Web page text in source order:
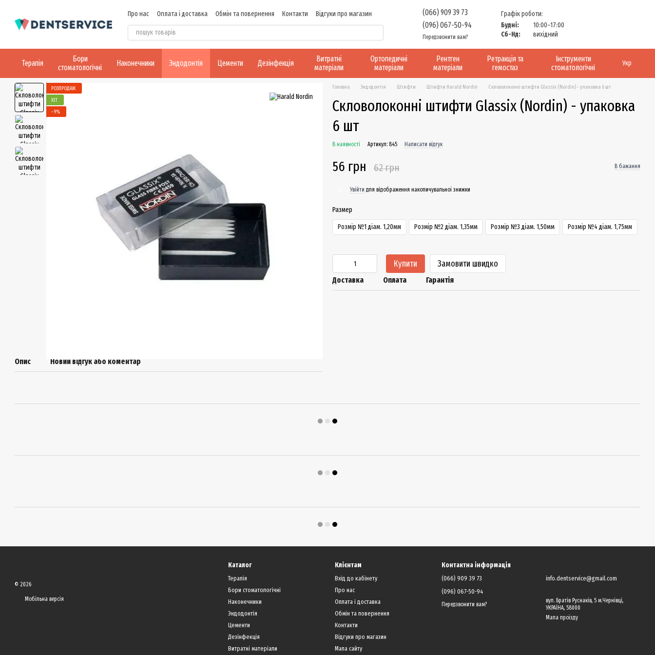
Про нас Оплата і доставка Обмін та повернення Контакти Відгуки про магазин
(066) 909 39 73
(096) 067-50-94
Передзвонити вам?
Графік роботи:
Будні:
10:00–17:00
Сб-Нд:
вихідний
Терапія
Бори
стоматологічні
Наконечники Эндодонтія Цементи Дезінфекція
Витратні
матеріали
Ортопедичні
матеріали
Рентген
матеріали
Ретракція та
гемостаз
Інструменти
стоматологічні
Укр
РОЗПРОДАЖ
ХІТ
−9%
Опис Новий відгук або коментар
Головна Эндодонтія Штифти Штифти Harald Nordin Скловолоконні штифти Glassix (Nordin) - упаковка 6 шт
Скловолоконні штифти Glassix (Nordin) - упаковка
6 шт
В наявності Артикул: 845 Написати відгук
56 грн 62 грн В бажання
Увійти для відображення накопичувальної знижки
Размер
Розмір №1 діам. 1,20мм Розмір №2 діам. 1,35мм Розмір №3 діам. 1,50мм Розмір №4 діам. 1,75мм
Купити Замовити швидко
Доставка Оплата Гарантія
© 2026
Мобільна версія
Каталог
Терапія
Бори стоматологічні
Наконечники
Эндодонтія
Цементи
Дезінфекція
Витратні матеріали
Клієнтам
Вхід до кабінету
Про нас
Оплата і доставка
Обмін та повернення
Контакти
Відгуки про магазин
Мапа сайту
Контактна інформація
(066) 909 39 73
(096) 067-50-94
Передзвонити вам?
info.dentservice@gmail.com
вул. Братів Руснаків, 5 м.Чернівці,
УКРАЇНА, 58000
Мапа проїзду